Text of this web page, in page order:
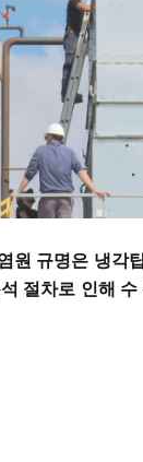
원 규명은 냉각
절차로 인해